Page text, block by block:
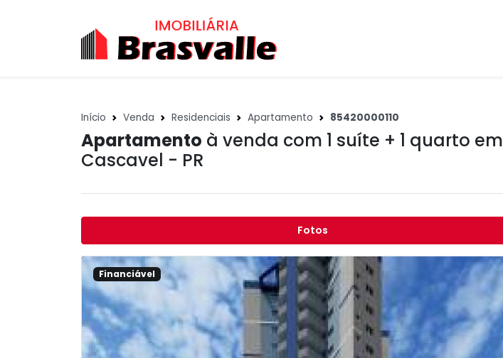
Início Venda Residenciais Apartamento 85420000110
Apartamento à venda com 1 suíte + 1 quarto em
Cascavel - PR
Fotos
Financiável